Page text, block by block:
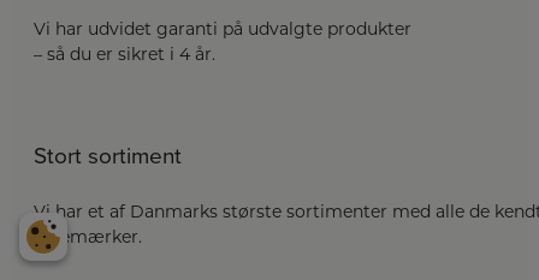
Vi har udvidet garanti på udvalgte produkter
– så du er sikret i 4 år.
Stort sortiment
Vi har et af Danmarks største sortimenter med alle de
varemærker.